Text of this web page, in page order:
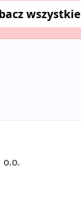
wszystkie
o.o.